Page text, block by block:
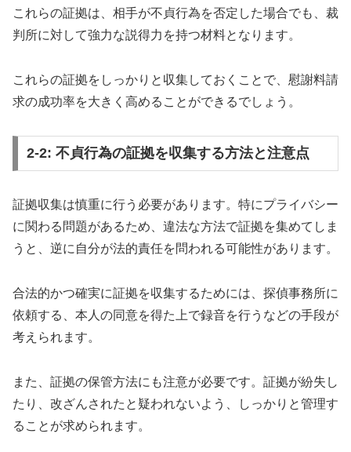
これらの証拠は、相手が不貞行為を否定した場合でも、裁
判所に対して強力な説得力を持つ材料となります。
これらの証拠をしっかりと収集しておくことで、慰謝料請
求の成功率を大きく高めることができるでしょう。
2-2: 不貞行為の証拠を収集する方法と注意点
証拠収集は慎重に行う必要があります。特にプライバシー
に関わる問題があるため、違法な方法で証拠を集めてしま
うと、逆に自分が法的責任を問われる可能性があります。
合法的かつ確実に証拠を収集するためには、探偵事務所に
依頼する、本人の同意を得た上で録音を行うなどの手段が
考えられます。
また、証拠の保管方法にも注意が必要です。証拠が紛失し
たり、改ざんされたと疑われないよう、しっかりと管理す
ることが求められます。